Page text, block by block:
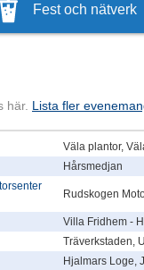
Fest och nätverk
här. Lista fler
Väla plantor,
Hårsmedjan
Rudskogen
Villa Fridhem -
Träverkstaden,
Hjalmars Loge,